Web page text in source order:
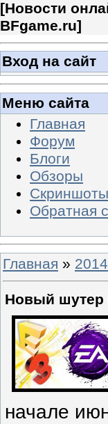
[Новости
BFgame.ru]
Вход на сайт
Меню сайта
Главная
Форум
Блоги
Обзоры
Скриншоты
Обратная
Главная » 2014
Новый шутер
начале